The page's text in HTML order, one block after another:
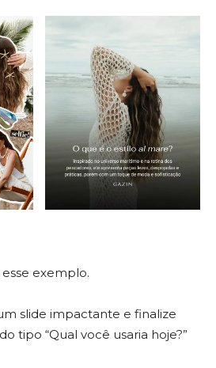
exemplo.
slide impactante e finalize
tipo “Qual você usaria hoje?”